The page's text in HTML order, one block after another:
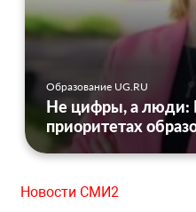
Образование UG.RU
Не цифры, а люди:
приоритетах
Новости СМИ2